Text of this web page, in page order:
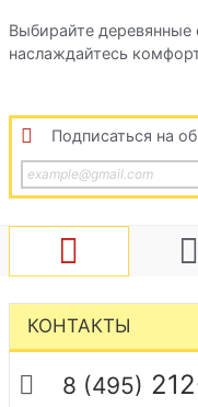
Выбирайте деревянные
наслаждайтесь
Подписаться на
КОНТАКТЫ
8 (495)